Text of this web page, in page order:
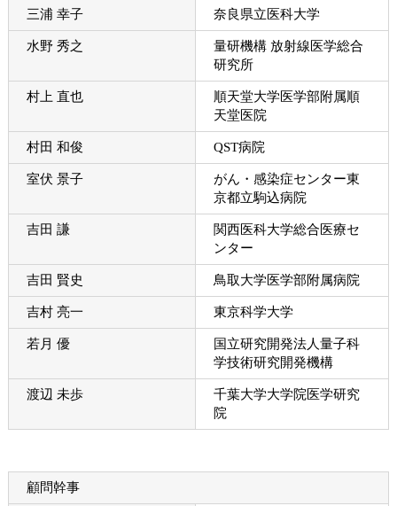
三浦 幸子 奈良県立医科大学
水野 秀之
量研機構 放射線医学総合
研究所
村上 直也
順天堂大学医学部附属順
天堂医院
村田 和俊 QST病院
室伏 景子
がん・感染症センター東
京都立駒込病院
吉田 謙
関西医科大学総合医療セ
ンター
吉田 賢史 鳥取大学医学部附属病院
吉村 亮一 東京科学大学
若月 優
国立研究開発法人量子科
学技術研究開発機構
渡辺 未歩
千葉大学大学院医学研究
院
顧問幹事